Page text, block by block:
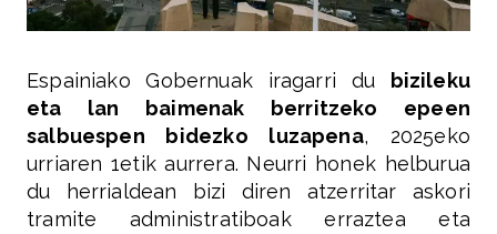
Espainiako Gobernuak iragarri du
bizileku
eta lan baimenak berritzeko epeen
salbuespen bidezko luzapena, 2025eko
urriaren 1etik aurrera. Neurri honek helburua
du herrialdean bizi diren atzerritar askori
tramite administratiboak erraztea eta